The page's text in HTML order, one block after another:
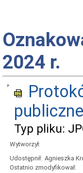
2024 r.
Typ pliku:
Wytworzył:
Udostępnił: Agnieszka
Ostatnio zmodyfikował: